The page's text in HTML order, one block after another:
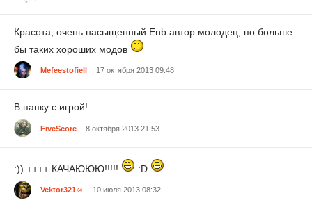
Красота, очень насыщенный Enb автор молодец, по больше
бы таких хороших модов
Mefeestofiell 17 октября 2013 09:48
В папку с игрой!
FiveScore 8 октября 2013 21:53
:)) ++++ КАЧАЮЮЮ!!!!! :D
Vektor321☺ 10 июля 2013 08:32